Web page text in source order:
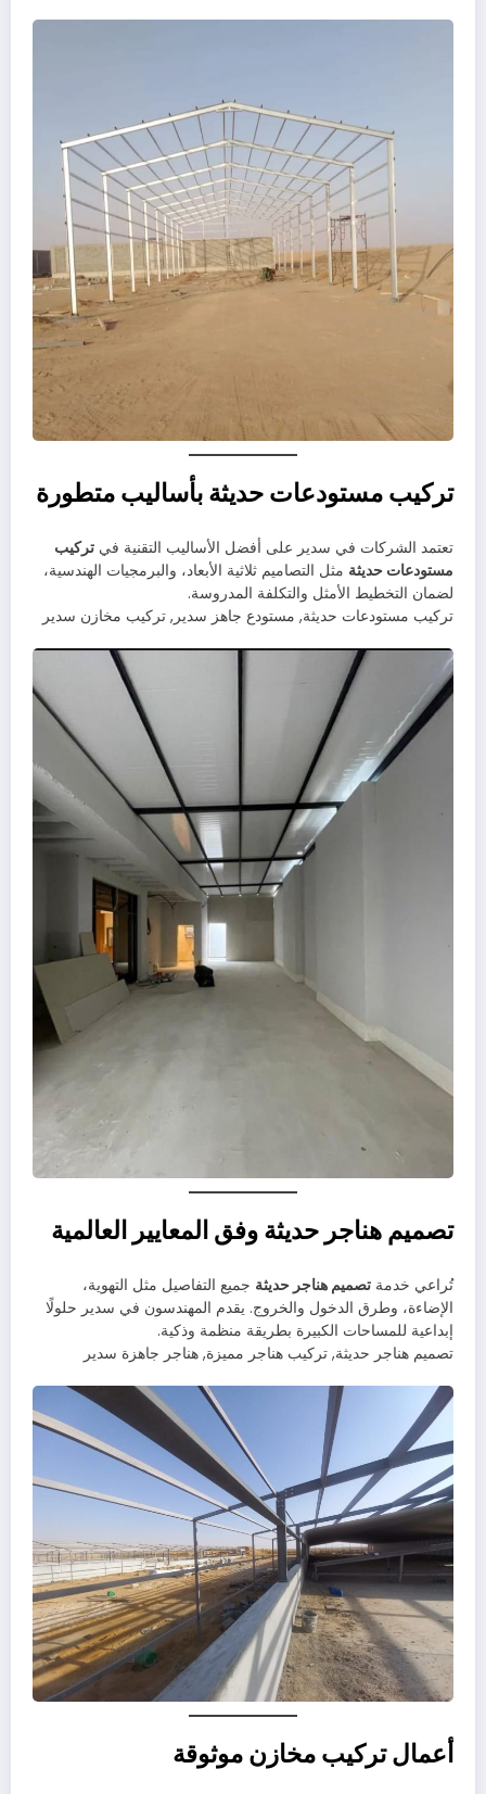
تركيب مستودعات حديثة بأساليب متطورة
تعتمد الشركات في سدير على أفضل الأساليب التقنية في تركيب
مستودعات حديثة مثل التصاميم ثلاثية الأبعاد، والبرمجيات الهندسية،
لضمان التخطيط الأمثل والتكلفة المدروسة.
تركيب مستودعات حديثة, مستودع جاهز سدير, تركيب مخازن سدير
تصميم هناجر حديثة وفق المعايير العالمية
تُراعي خدمة تصميم هناجر حديثة جميع التفاصيل مثل التهوية،
الإضاءة، وطرق الدخول والخروج. يقدم المهندسون في سدير حلولًا
إبداعية للمساحات الكبيرة بطريقة منظمة وذكية.
تصميم هناجر حديثة, تركيب هناجر مميزة, هناجر جاهزة سدير
أعمال تركيب مخازن موثوقة